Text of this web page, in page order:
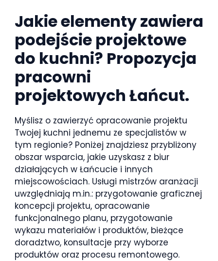
Jakie elementy zawiera
podejście projektowe
do kuchni? Propozycja
pracowni
projektowych Łańcut.
Myślisz o zawierzyć opracowanie projektu
Twojej kuchni jednemu ze specjalistów w
tym regionie? Poniżej znajdziesz przybliżony
obszar wsparcia, jakie uzyskasz z biur
działających w Łańcucie i innych
miejscowościach. Usługi mistrzów aranżacji
uwzględniają m.in.: przygotowanie graficznej
koncepcji projektu, opracowanie
funkcjonalnego planu, przygotowanie
wykazu materiałów i produktów, bieżące
doradztwo, konsultacje przy wyborze
produktów oraz procesu remontowego.